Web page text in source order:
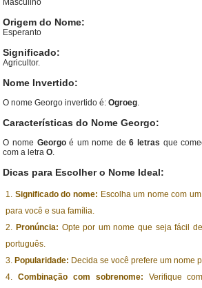
Masculino
Origem do Nome:
Esperanto
Significado:
Agricultor.
Nome Invertido:
O nome Georgo invertido é:Ogroeg.
Características do Nome Georgo:
O nome Georgoé um nome de6 letras que
com a letraO.
Dicas para Escolher o Nome Ideal:
Significado do nome: Escolha um nome com
para você e sua família.
Pronúncia: Opte por um nome que seja fácil
português.
Popularidade: Decida se você prefere um nome
Combinação com sobrenome: Verifique